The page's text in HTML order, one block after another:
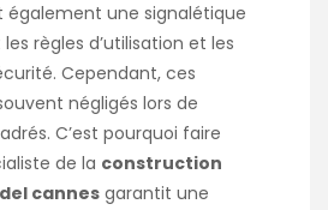
une signalétique
règles d’utilisation et les
Cependant, ces
négligés lors de
C’est pourquoi faire
de la construction
cannes garantit une